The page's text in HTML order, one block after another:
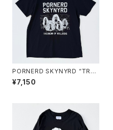
PORNERD SKYNYRD “TRO
OPERS OF BOLLOCKS” Tシ
ャツ
¥7,150